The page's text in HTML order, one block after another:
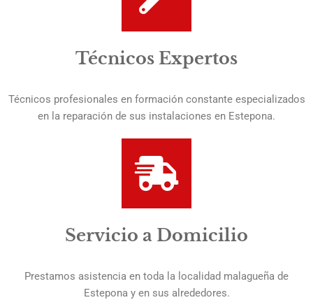
Técnicos Expertos
Técnicos profesionales en formación constante especializados
en la reparación de sus instalaciones en Estepona.
Servicio a Domicilio
Prestamos asistencia en toda la localidad malagueña de
Estepona y en sus alrededores.